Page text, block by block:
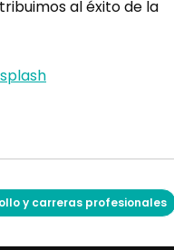
al éxito de la
y carreras profesionales